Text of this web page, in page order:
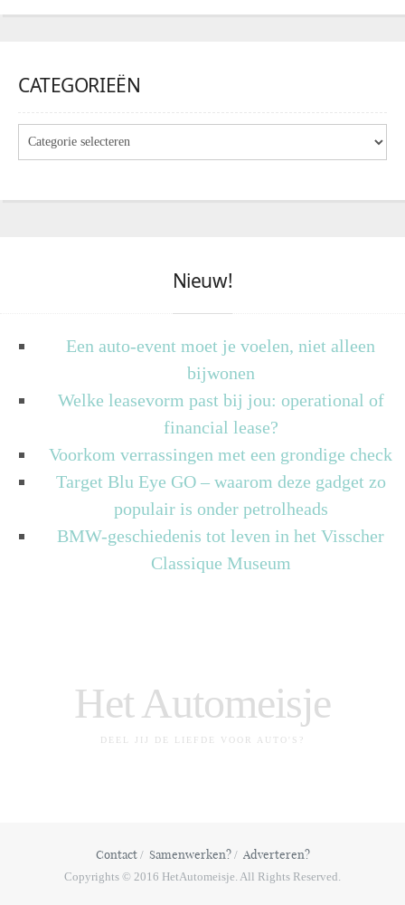
CATEGORIEËN
Nieuw!
Een auto-event moet je voelen, niet alleen
bijwonen
Welke leasevorm past bij jou: operational of
financial lease?
Voorkom verrassingen met een grondige check
Target Blu Eye GO – waarom deze gadget zo
populair is onder petrolheads
BMW-geschiedenis tot leven in het Visscher
Classique Museum
Het Automeisje
DEEL JIJ DE LIEFDE VOOR AUTO'S?
Contact Samenwerken? Adverteren?
Copyrights © 2016 HetAutomeisje. All Rights Reserved.